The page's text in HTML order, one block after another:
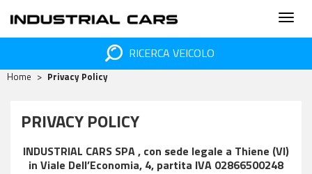
RICERCA VEICOLO
Home Privacy Policy
PRIVACY POLICY
INDUSTRIAL CARS SPA , con sede legale a Thiene (VI)
in Viale Dell’Economia, 4, partita IVA 02866500248